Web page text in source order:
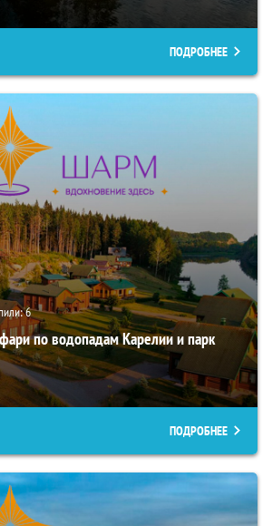
ПОДРОБНЕЕ
6
по водопадам Карелии и парк
ПОДРОБНЕЕ